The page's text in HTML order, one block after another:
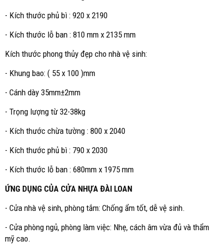
- Kích thước phủ bì : 920 x 2190
- Kích thước lỗ ban : 810 mm x 2135 mm
Kích thước phong thủy đẹp cho nhà vệ sinh:
- Khung bao: ( 55 x 100 )mm
- Cánh dày 35mm±2mm
- Trọng lượng từ 32-38kg
- Kích thước chừa tường : 800 x 2040
- Kích thước phủ bì : 790 x 2030
- Kích thước lỗ ban : 680mm x 1975 mm
ỨNG DỤNG CỦA CỬA NHỰA ĐÀI LOAN
- Cửa nhà vệ sinh, phòng tắm: Chống ẩm tốt, dễ vệ sinh.
- Cửa phòng ngủ, phòng làm việc: Nhẹ, cách âm vừa đủ và thẩm
mỹ cao.